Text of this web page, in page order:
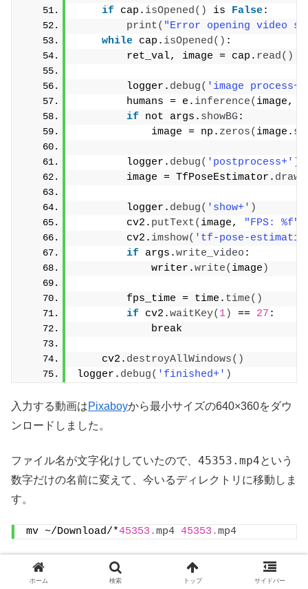
if cap. isOpened() is False:
print( "Error opening video
while cap. isOpened() :
        ret_val, image = cap.
read()
        logger.
debug( 'image process+'
        humans = e.
inference( image,
if not args. showBG :
            image = np.
zeros( image.
        logger.
debug( 'postprocess+' )
        image = TfPoseEstimator.
        logger.
debug( 'show+' )
        cv2.
putText( image, "FPS: %f"
        cv2.
imshow( 'tf-pose-
if args.write_video :
            writer.
write( image )
        fps_time = time.
time()
if cv2.waitKey( 1) == 27 :
            break
    cv2.
destroyAllWindows()
logger. debug( 'finished+' )
入力する動画はPixaboyから最小サイズの640×360をダウ
ンロードしました。
ファイル名が文字化けしていたので、 45353.mp4という
数字だけの名前に変えて、今いるディレクトリに移動しま
す。
mv ~/Download/*45353.mp4 45353.mp4
以下のコマンドでダウンロードした動画を入力として
OpenPoseを実行します。
ホーム 検索 トップ サイドバー